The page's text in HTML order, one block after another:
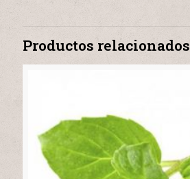
Productos relacionados